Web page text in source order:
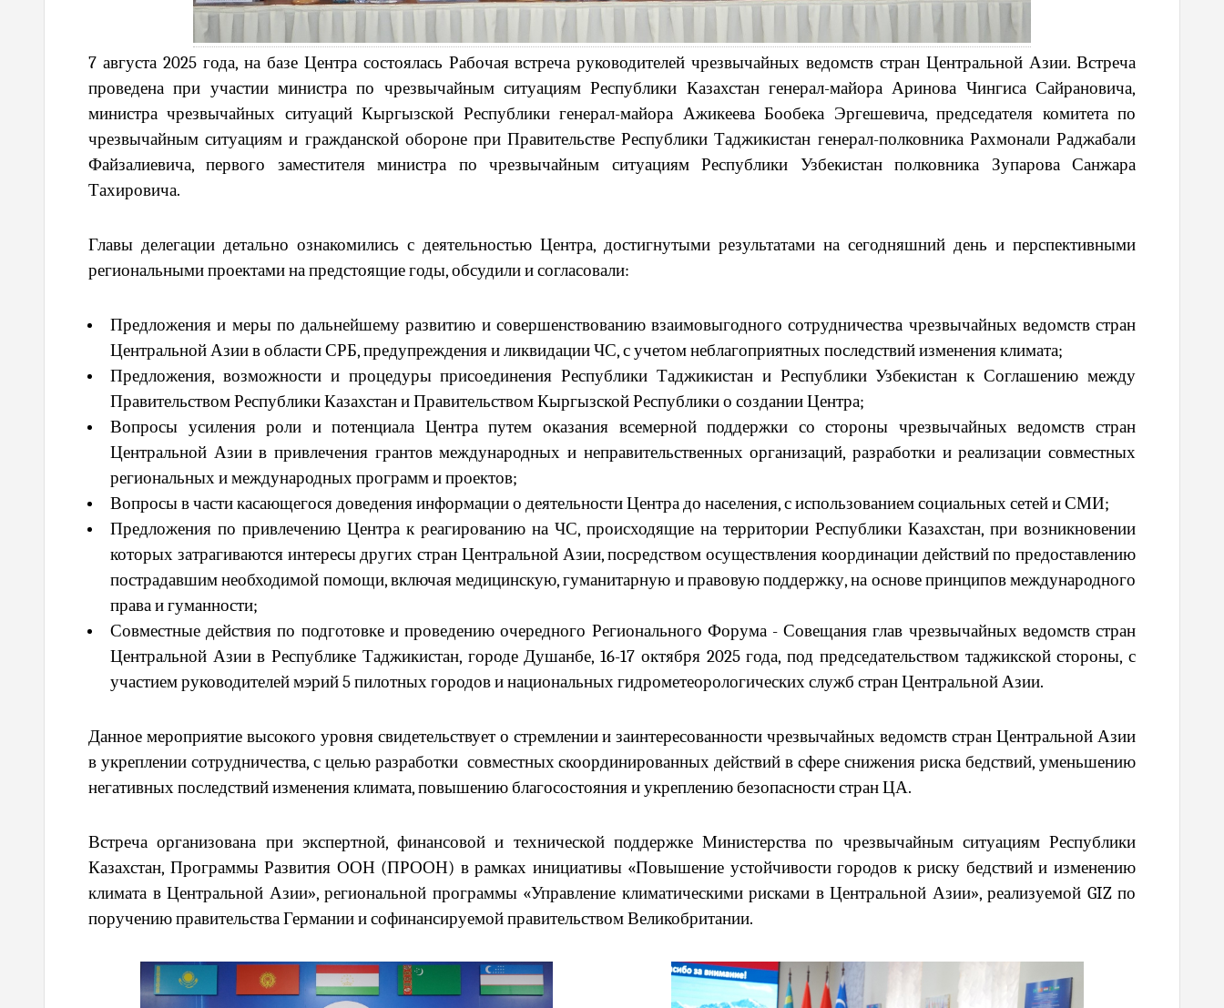
7 августа 2025 года, на базе Центра состоялась Рабочая встреча руководителей чрезвычайных ведомств стран Центральной Азии. Встреча
проведена при участии министра по чрезвычайным ситуациям Республики Казахстан генерал-майора Аринова Чингиса Сайрановича,
министра чрезвычайных ситуаций Кыргызской Республики генерал-майора Ажикеева Бообека Эргешевича,председателя комитета по
чрезвычайным ситуациям и гражданской обороне при Правительстве Республики Таджикистан генерал-полковника Рахмонали Раджабали
Файзалиевича, первого заместителя министра по чрезвычайным ситуациям Республики Узбекистан полковника Зупарова Санжара
Тахировича.
Главы делегации детально ознакомились с деятельностью Центра, достигнутыми результатами на сегодняшний день и перспективными
региональными проектами на предстоящие годы, обсудили и согласовали:
Предложения и меры по дальнейшему развитию и совершенствованию взаимовыгодного сотрудничества чрезвычайных ведомств стран
Центральной Азии в области СРБ, предупреждения и ликвидации ЧС, с учетом неблагоприятных последствий изменения климата;
Предложения, возможности и процедуры присоединения Республики Таджикистан и Республики Узбекистан к Соглашению между
Правительством Республики Казахстан и Правительством Кыргызской Республики о создании Центра;
Вопросы усиления роли и потенциала Центра путем оказания всемерной поддержки со стороны чрезвычайных ведомств стран
Центральной Азии в привлечения грантов международных и неправительственных организаций, разработки и реализации совместных
региональных и международных программ и проектов;
Вопросы в части касающегося доведения информации о деятельности Центра до населения, с использованием социальных сетей и СМИ;
Предложения по привлечению Центра к реагированию на ЧС, происходящие на территории Республики Казахстан, при возникновении
которых затрагиваются интересы других стран Центральной Азии, посредством осуществления координации действий по предоставлению
пострадавшим необходимой помощи, включая медицинскую, гуманитарную и правовую поддержку, на основе принципов международного
права и гуманности;
Совместные действия по подготовке и проведению очередного Регионального Форума - Совещания глав чрезвычайных ведомств стран
Центральной Азии в Республике Таджикистан, городе Душанбе, 16-17 октября 2025 года, под председательством таджикской стороны, с
участием руководителей мэрий 5 пилотных городов и национальных гидрометеорологических служб стран Центральной Азии.
Данное мероприятие высокого уровня свидетельствует о стремлении и заинтересованности чрезвычайных ведомств стран Центральной Азии
в укреплении сотрудничества, с целью разработки совместных скоординированных действий в сфере снижения риска бедствий, уменьшению
негативных последствий изменения климата, повышению благосостояния и укреплению безопасности стран ЦА.
Встреча организована при экспертной, финансовой и технической поддержке Министерства по чрезвычайным ситуациям Республики
Казахстан, Программы Развития ООН (ПРООН) в рамках инициативы «Повышение устойчивости городов к риску бедствий и изменению
климата в Центральной Азии», региональной программы «Управление климатическими рисками в Центральной Азии», реализуемой GIZ по
поручению правительства Германии и софинансируемой правительством Великобритании.